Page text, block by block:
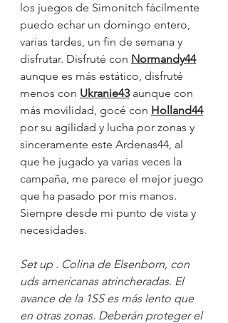
los juegos de Simonitch fácilmente
puedo echar un domingo entero,
varias tardes, un fin de semana y
disfrutar. Disfruté con Normandy44
aunque es más estático, disfruté
menos con Ukranie43 aunque con
más movilidad, gocé con Holland44
por su agilidad y lucha por zonas y
sinceramente este Ardenas44, al
que he jugado ya varias veces la
campaña, me parece el mejor juego
que ha pasado por mis manos.
Siempre desde mi punto de vista y
necesidades.
Set up . Colina de Elsenborn, con
uds americanas atrincheradas. El
avance de la 1SS es más lento que
en otras zonas. Deberán proteger el